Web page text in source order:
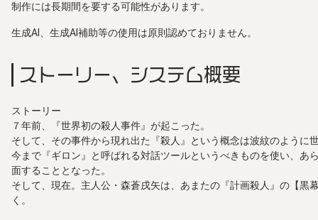
制作には長期間を要する可能性があります。
生成AI、生成AI補助等の使用は原則認めておりません。
ストーリー、システム概要
ストーリー
７年前、『世界初の殺人事件』が起こった。
そして、その事件から現れ出た『殺人』という概念は波紋のように
今まで『ギロン』と呼ばれる対話ツールというべきものを使い、
面することとなった。
そして、現在。主人公・森蒼戌矢は、あまたの『計画殺人』の【
く。